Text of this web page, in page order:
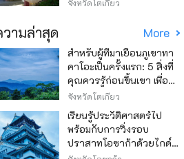
จังหวัดโตเกียว
ามล่าสุด More
สำหรับผู้ที่มาเยือนภูเขาทา
คาโอะเป็นครั้งแรก: 5 สิ่งที่
คุณควรรู้ก่อนขึ้นเขา เพื่อ
ให้การปีนเขาเป็นไปอย่าง
สนุกสนาน
จังหวัดโตเกียว
เรียนรู้ประวัติศาสตร์ไป
พร้อมกับการวิ่งรอบ
ปราสาทโอซาก้าด้วยไกด์